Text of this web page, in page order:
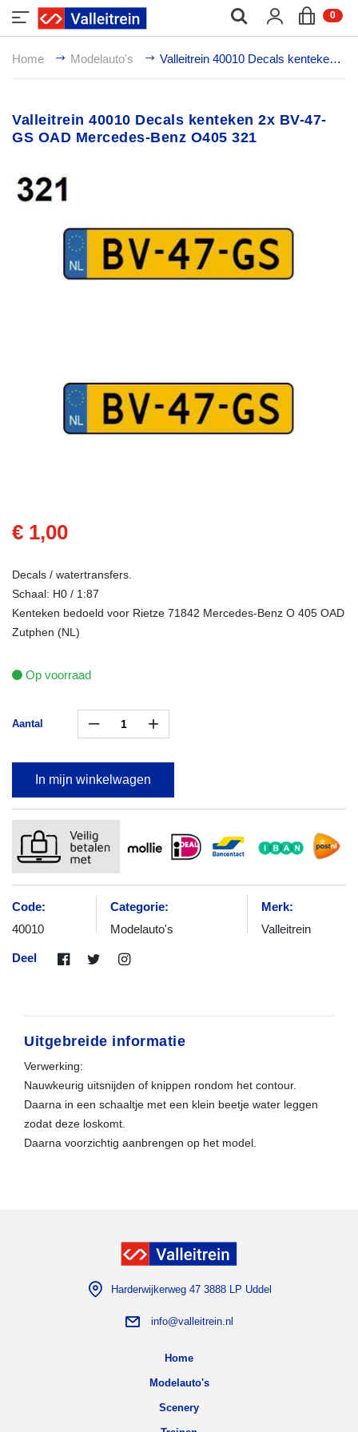
0;
Home Modelauto's Valleitrein 40010 Decals kenteken 2x BV-47-GS OAD Mercedes-Benz O405 321
Valleitrein 40010 Decals kenteken 2x BV-47-
GS OAD Mercedes-Benz O405 321
€ 1,00
Decals / watertransfers.
Schaal: H0 / 1:87
Kenteken bedoeld voor Rietze 71842 Mercedes-Benz O 405 OAD
Zutphen (NL)
Op voorraad
Aantal – +
In mijn winkelwagen
Code:
40010
Categorie:
Modelauto's
Merk:
Valleitrein
Deel
Uitgebreide informatie
Verwerking:
Nauwkeurig uitsnijden of knippen rondom het contour.
Daarna in een schaaltje met een klein beetje water leggen
zodat deze loskomt.
Daarna voorzichtig aanbrengen op het model.
Harderwijkerweg 47 3888 LP Uddel
info@valleitrein.nl
Home
Modelauto's
Scenery